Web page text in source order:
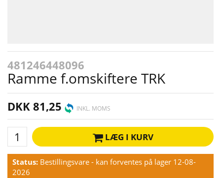
481246448096
Ramme f.omskiftere TRK
DKK 81,25 INKL. MOMS
LÆG I KURV
Status: Bestillingsvare - kan forventes på lager 12-08-
2026